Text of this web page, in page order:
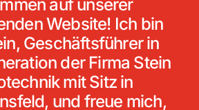
auf unserer
Website! Ich bin
Geschäftsführer in
der Firma Stein
mit Sitz in
und freue mich,